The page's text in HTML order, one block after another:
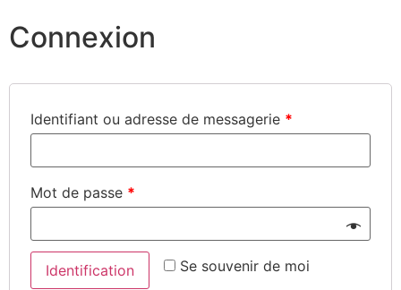
Connexion
Identifiant ou adresse de messagerie *
Mot de passe *
Se souvenir de moi
Identification